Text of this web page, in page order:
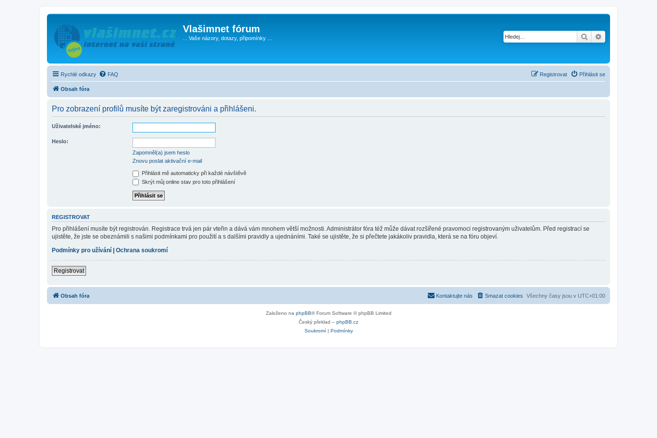
Vlašimnet fórum
... Vaše názory, dotazy, připomínky ... Hledat
Rychlé odkazy FAQ Přihlásit se
Registrovat
Obsah fóra
Pro zobrazení profilů musíte být zaregistrováni a přihlášeni.
Uživatelské jméno:
Heslo:
Zapomněl(a) jsem heslo
Znovu poslat aktivační e-mail
Přihlásit mě automaticky při každé návštěvě
Skrýt můj online stav pro toto přihlášení
REGISTROVAT
Pro přihlášení musíte být registrován. Registrace trvá jen pár vteřin a dává vám mnohem větší možnosti. Administrátor fóra též může dávat rozšířené pravomoci registrovaným uživatelům. Před registrací se
ujistěte, že jste se obeznámili s našimi podmínkami pro použití a s dalšími pravidly a ujednáními. Také se ujistěte, že si přečtete jakákoliv pravidla, která se na fóru objeví.
Podmínky pro užívání | Ochrana soukromí
Registrovat
Obsah fóra Všechny časy jsou v UTC+01:00
Smazat cookies
Kontaktujte nás
Založeno na phpBB® Forum Software © phpBB Limited
Český překlad – phpBB.cz
Soukromí| Podmínky